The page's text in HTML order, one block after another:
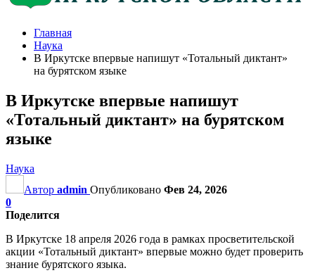
Главная
Наука
В Иркутске впервые напишут «Тотальный диктант»
на бурятском языке
В Иркутске впервые напишут
«Тотальный диктант» на бурятском
языке
Наука
Автор admin Опубликовано Фев 24, 2026
0
Поделится
В Иркутске 18 апреля 2026 года в рамках просветительской
акции «Тотальный диктант» впервые можно будет проверить
знание бурятского языка.